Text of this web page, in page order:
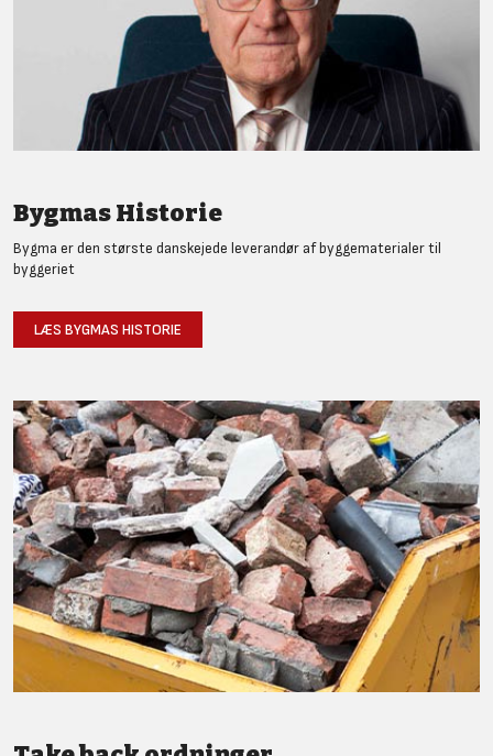
Bygmas Historie
Bygma er den største danskejede leverandør af byggematerialer til
byggeriet
LÆS BYGMAS HISTORIE